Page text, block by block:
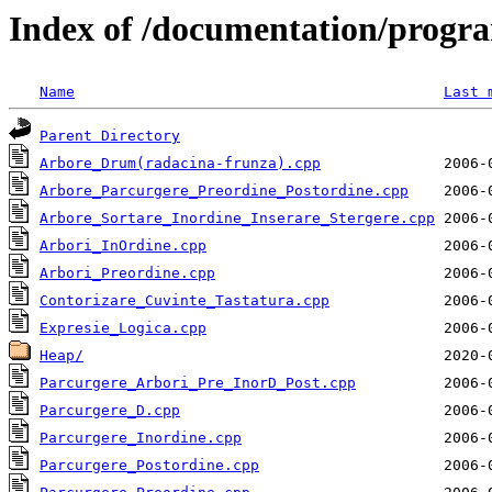
Index of /documentation/
Name Last
Parent Directory
Arbore_Drum(radacina-frunza).cpp
Arbore_Parcurgere_Preordine_Postordine.cpp
Arbore_Sortare_Inordine_Inserare_Stergere.cpp
Arbori_InOrdine.cpp
Arbori_Preordine.cpp
Contorizare_Cuvinte_Tastatura.cpp
Expresie_Logica.cpp
Heap/
Parcurgere_Arbori_Pre_InorD_Post.cpp
Parcurgere_D.cpp
Parcurgere_Inordine.cpp
Parcurgere_Postordine.cpp